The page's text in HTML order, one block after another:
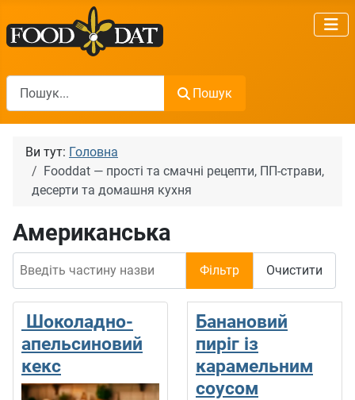
Пошук
Пошук
Ви тут: Головна
Fooddat — прості та смачні рецепти, ПП-страви,
десерти та домашня кухня
Американська
Фільтр Очистити
Шоколадно-
апельсиновий
кекс
Банановий
пиріг із
карамельним
соусом